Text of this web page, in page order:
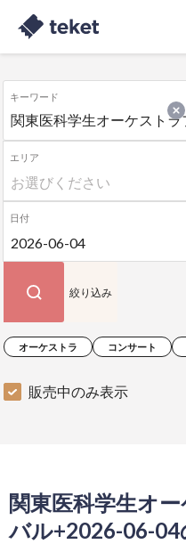
キーワード
オーケストラ コンサート
エリア
日付
販売中のみ表示
絞り込み
関東医科学生オ
バル+2026-06-04